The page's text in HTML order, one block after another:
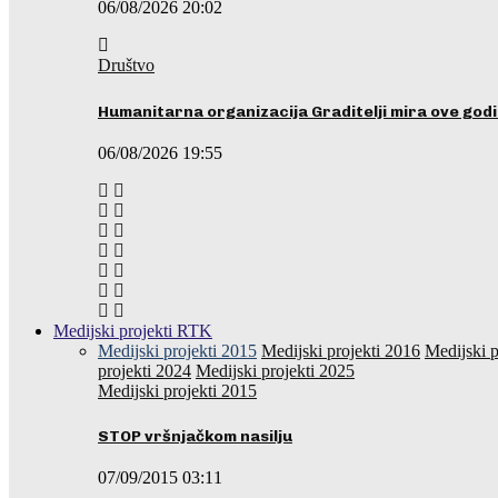
06/08/2026 20:02
Društvo
Humanitarna organizacija Graditelji mira ove
06/08/2026 19:55
Medijski projekti RTK
Medijski projekti 2015 Medijski projekti 2016 Medijski
projekti 2024 Medijski projekti 2025
Medijski projekti 2015
STOP vršnjačkom nasilju
07/09/2015 03:11